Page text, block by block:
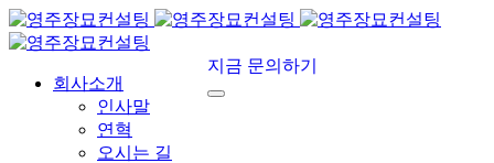
회사소개
인사말
연혁
오시는 길
지금 문의하기